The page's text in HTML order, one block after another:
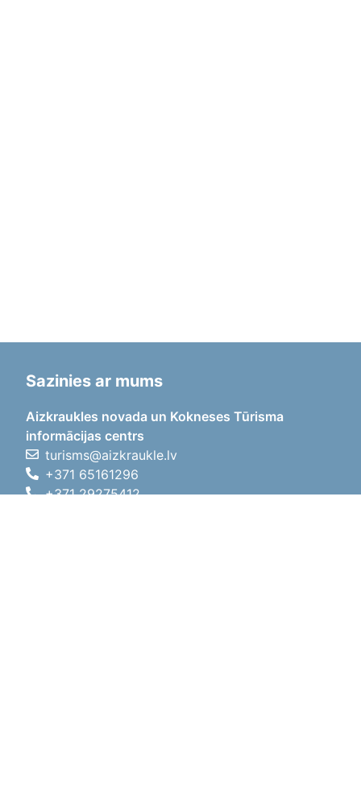
Sazinies ar mums
Aizkraukles novada un Kokneses Tūrisma
informācijas centrs
turisms@aizkraukle.lv
+371 65161296
+371 29275412